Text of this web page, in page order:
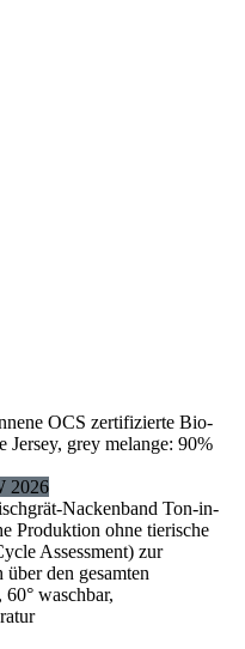
OCS zertifizierte Bio-
grey melange: 90%
2026
Nackenband Ton-in-
Produktion ohne tierische
Assessment) zur
den gesamten
waschbar,